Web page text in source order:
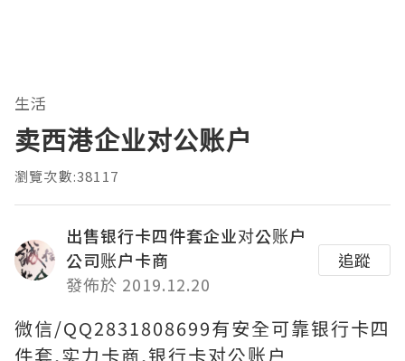
生活
卖西港企业对公账户
瀏覽次數:38117
出售银行卡四件套企业对公账户
公司账户卡商
發佈於 2019.12.20
追蹤
微信/QQ2831808699有安全可靠银行卡四
件套,实力卡商,银行卡对公账户